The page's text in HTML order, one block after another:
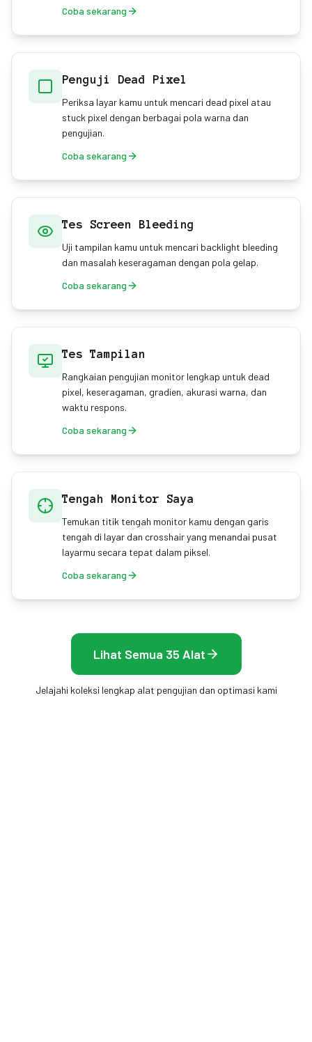
Coba sekarang
Penguji Dead Pixel
Periksa layar kamu untuk mencari dead pixel atau
stuck pixel dengan berbagai pola warna dan
pengujian.
Coba sekarang
Tes Screen Bleeding
Uji tampilan kamu untuk mencari backlight bleeding
dan masalah keseragaman dengan pola gelap.
Coba sekarang
Tes Tampilan
Rangkaian pengujian monitor lengkap untuk dead
pixel, keseragaman, gradien, akurasi warna, dan
waktu respons.
Coba sekarang
Tengah Monitor Saya
Temukan titik tengah monitor kamu dengan garis
tengah di layar dan crosshair yang menandai pusat
layarmu secara tepat dalam piksel.
Coba sekarang
Lihat Semua 35 Alat
Jelajahi koleksi lengkap alat pengujian dan optimasi kami